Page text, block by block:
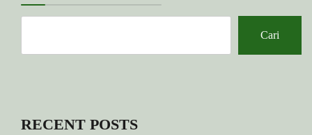
Cari
RECENT POSTS